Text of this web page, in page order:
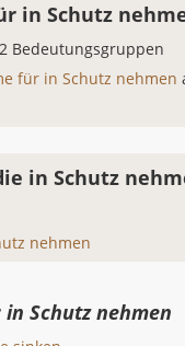
in Schutz
Bedeutungsgruppen
für in Schutz nehmen
in Schutz
nehmen
in Schutz nehmen